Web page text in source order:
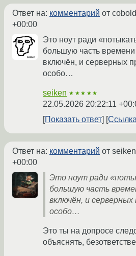
Ответ на: комментарий от cobold
+00:00
Это ноут ради
большую часть
включён, и серверных
особо…
seiken ★★★★★
22.05.2026 20:22:11
Показать ответ
Ссылка
Ответ на: комментарий от seiken
+00:00
Это ноут ради
большую часть
включён, и
особо…
Это ты на допросе
объяснять,